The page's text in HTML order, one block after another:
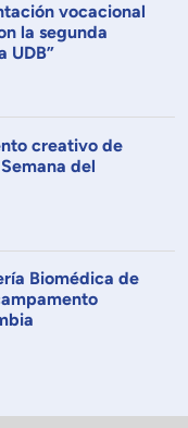
vocacional
la segunda
UDB”
creativo de
del
Biomédica de